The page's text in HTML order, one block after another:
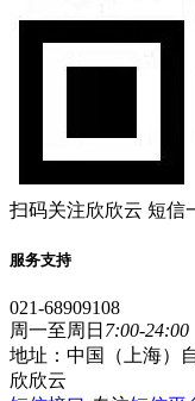
扫码关注欣欣云 短信
服务支持
021-68909108
周一至周日 7:00-24:00
地址：中国（上海）
欣欣云